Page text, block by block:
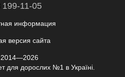
199-11-05
информация
версия сайта
для дорослих №1 в Україні.